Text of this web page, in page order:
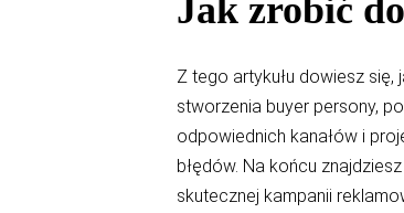
Jak zrobić
Z tego artykułu dowiesz
stworzenia buyer persony,
odpowiednich kanałów i
błędów. Na końcu
skutecznej kampanii